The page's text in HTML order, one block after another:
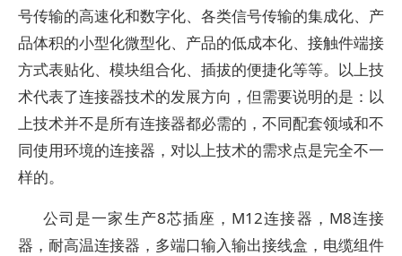
号传输的高速化和数字化、各类信号传输的集成化、产
品体积的小型化微型化、产品的低成本化、接触件端接
方式表贴化、模块组合化、插拔的便捷化等等。以上技
术代表了连接器技术的发展方向，但需要说明的是：以
上技术并不是所有连接器都必需的，不同配套领域和不
同使用环境的连接器，对以上技术的需求点是完全不一
样的。
公司是一家生产8芯插座，M12连接器，M8连接
器，耐高温连接器，多端口输入输出接线盒，电缆组件